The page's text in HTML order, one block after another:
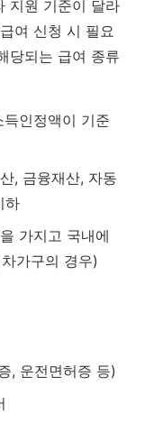
지원 기준이 달라
여 신청 시 필요
당되는 급여 종류
인정액이 기준
, 금융재산, 자동
하
가지고 국내에
가구의 경우)
, 운전면허증 등)